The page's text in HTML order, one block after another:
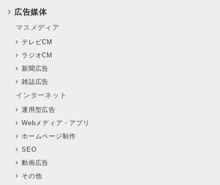
広告媒体
マスメディア
テレビCM
ラジオCM
新聞広告
雑誌広告
インターネット
運用型広告
Webメディア・アプリ
ホームページ制作
SEO
動画広告
その他